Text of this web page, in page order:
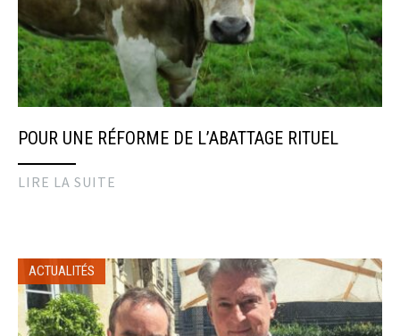
POUR UNE RÉFORME DE L’ABATTAGE RITUEL
LIRE LA SUITE
ACTUALITÉS